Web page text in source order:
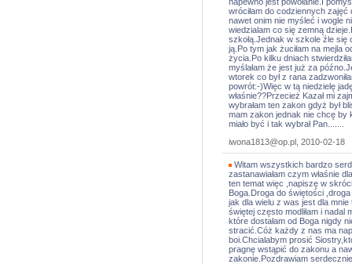
wróciłam do codziennych
nawet onim nie myśleć i wogle
wiedzialam co się zemną
szkołą.Jednak w szkole źle się
ją.Po tym jak żuciłam na mejla
życia.Po kilku dniach
myślałam że jest już za
wtorek co był z rana
powrót:-)Więc w tą niedzielę
właśnie??Przecież Kazał mi
wybrałam ten zakon gdyż był
mam zakon jednak nie chcę by
miało być i tak wybrał Pan.......
iwona1813@op.pl, 2010-02-18
Witam wszystkich bardzo
zastanawiałam czym właśnie
ten temat więc ,napiszę w
Boga.Droga do świętości
jak dla wielu z was jest dla
świętej często modliłam i nadal
które dostałam od Boga nigdy
stracić.Cóż każdy z nas ma
boi.Chcialabym prosić
pragnę wstąpić do zakonu a
zakonie.Pozdrawiam